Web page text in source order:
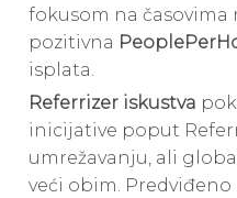
fokusom na časovima
pozitivna
isplata.
Referrizer iskustva
inicijative poput
umrežavanju, ali
veći obim.